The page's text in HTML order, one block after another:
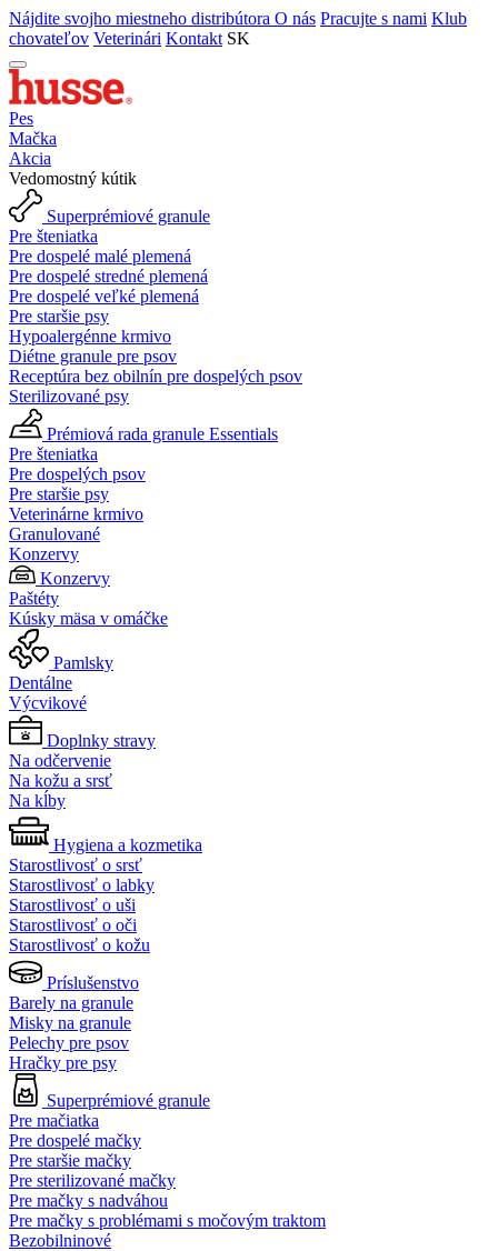
Nájdite svojho miestneho distribútora O nás Pracujte s nami Klub
chovateľov Veterinári Kontakt SK
Pes
Mačka
Akcia
Vedomostný kútik
Superprémiové granule
Pre šteniatka
Pre dospelé malé plemená
Pre dospelé stredné plemená
Pre dospelé veľké plemená
Pre staršie psy
Hypoalergénne krmivo
Diétne granule pre psov
Receptúra bez obilnín pre dospelých psov
Sterilizované psy
Prémiová rada granule Essentials
Pre šteniatka
Pre dospelých psov
Pre staršie psy
Veterinárne krmivo
Granulované
Konzervy
Konzervy
Paštéty
Kúsky mäsa v omáčke
Pamlsky
Dentálne
Výcvikové
Doplnky stravy
Na odčervenie
Na kožu a srsť
Na kĺby
Hygiena a kozmetika
Starostlivosť o srsť
Starostlivosť o labky
Starostlivosť o uši
Starostlivosť o oči
Starostlivosť o kožu
Príslušenstvo
Barely na granule
Misky na granule
Pelechy pre psov
Hračky pre psy
Superprémiové granule
Pre mačiatka
Pre dospelé mačky
Pre staršie mačky
Pre sterilizované mačky
Pre mačky s nadváhou
Pre mačky s problémami s močovým traktom
Bezobilninové